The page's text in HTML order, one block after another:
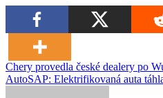
Navigace
pro
Chery provedla české dealery po
AutoSAP: Elektrifikovaná auta